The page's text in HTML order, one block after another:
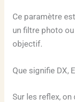
Ce paramètre
un filtre photo
objectif.
Que signifie DX,
Sur les reflex,